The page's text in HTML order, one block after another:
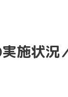
施状況